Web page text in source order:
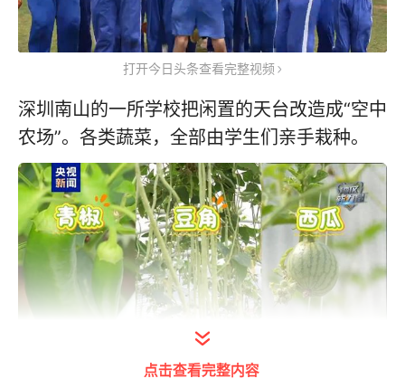
打开今日头条查看完整视频
深圳南山的一所学校把闲置的天台改造成“空中
农场”。各类蔬菜，全部由学生们亲手栽种。
点击查看完整内容